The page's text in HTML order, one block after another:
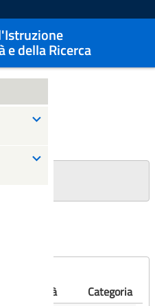
della Ricerca
Validità
Categoria